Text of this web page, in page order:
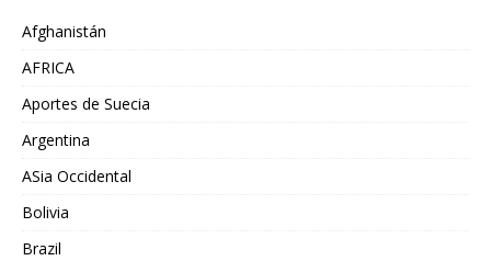
Afghanistán
AFRICA
Aportes de Suecia
Argentina
ASia Occidental
Bolivia
Brazil